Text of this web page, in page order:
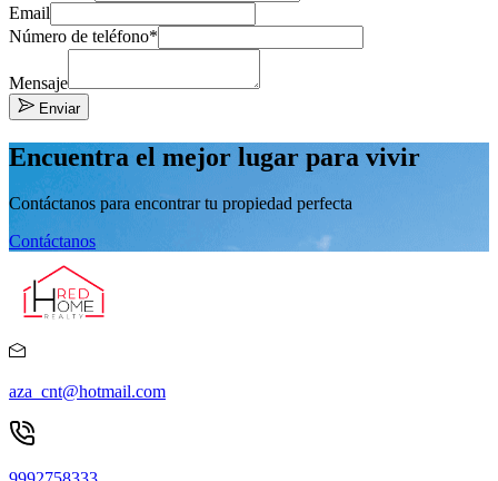
Email
Número de teléfono*
Mensaje
Enviar
Encuentra el mejor lugar para vivir
Contáctanos para encontrar tu propiedad perfecta
Contáctanos
aza_cnt@hotmail.com